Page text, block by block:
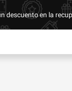
descuento en la